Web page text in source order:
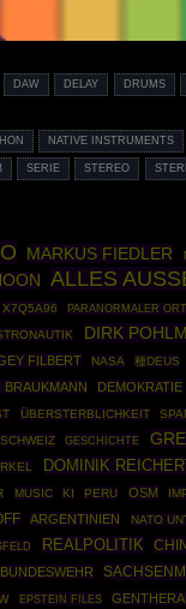
DAW DELAY DRUMS
NATIVE INSTRUMENTS
SERIE STEREO
MARKUS FIEDLER
ALLES
X7Q5A96 PARANORMALER ORT
DIRK
FILBERT NASA 種DEUS
BRAUKMANN DEMOKRATIE
ÜBERSTERBLICHKEIT
SCHWEIZ GESCHICHTE
DOMINIK
MUSIC KI PERU OSM
ARGENTINIEN NATO
REALPOLITIK
BUNDESWEHR
EPSTEIN FILES